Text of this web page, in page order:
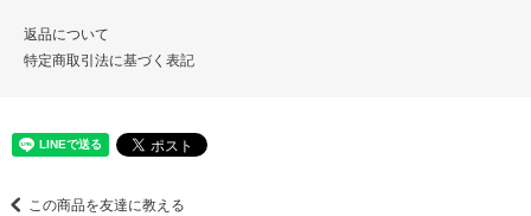
返品について
特定商取引法に基づく表記
この商品を友達に教える